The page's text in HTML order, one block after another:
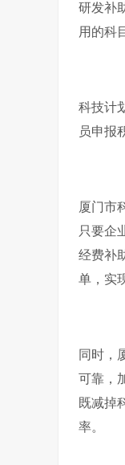
研发补
用的科
科技计
员申报
厦门市
只要企
经费补
单，实
同时，
可靠，
既减掉
率。